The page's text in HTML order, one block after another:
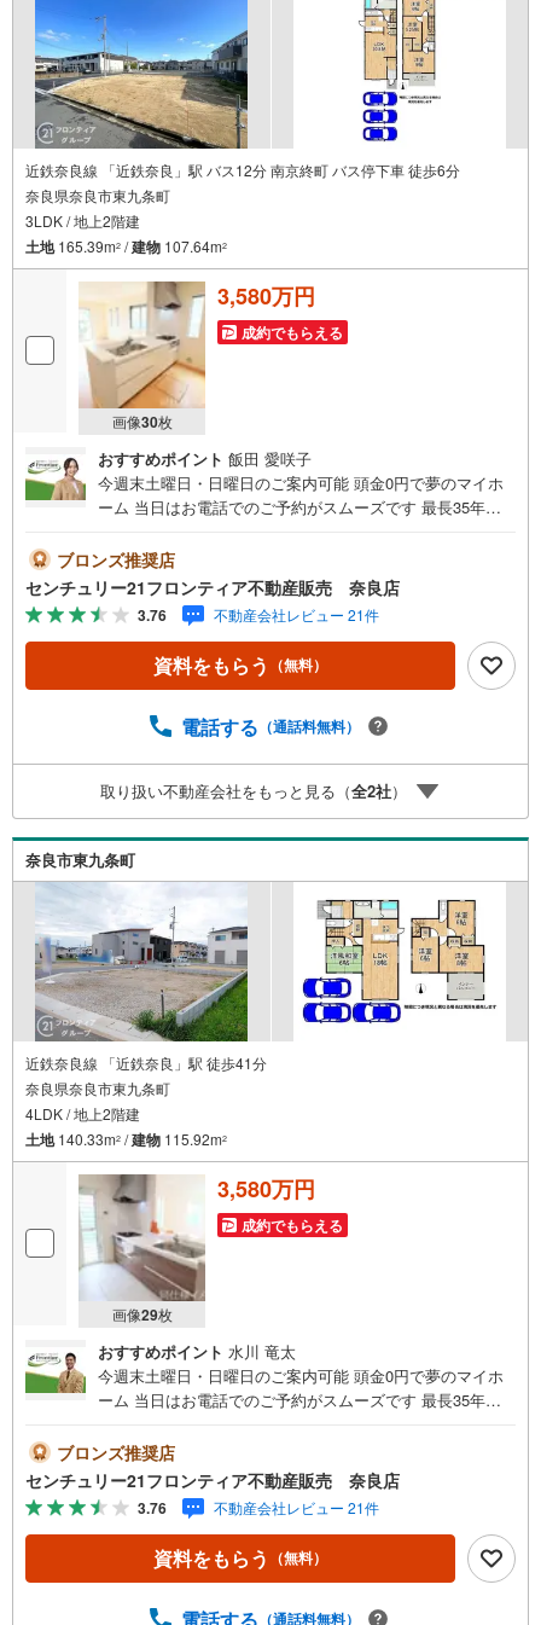
近鉄奈良線 「近鉄奈良」駅 バス12分 南京終町 バス停下車 徒歩6分
奈良県奈良市東九条町
3LDK / 地上2階建
土地165.39m2 /建物 107.64m2
画像30枚
3,580万円
成約でもらえる
おすすめポイント 飯田 愛咲子
今週末土曜日・日曜日のご案内可能 頭金0円で夢のマイホ
ーム 当日はお電話でのご予約がスムーズです 最長35年の
奈良駅」バス12分「南京終町」停歩6分（480m）・JR桜井
線「京終駅」歩19分（1520m）・大安寺小学校歩13分（10
10m）・春日中学校歩17分（1340m） 特徴・住宅性能評価
5分野7項目で最も高い等級取得を標準化！最長35年の定期
点検・長期保証で安心・駐車3台/インナーバルコニー/LDK2
0帖以上/ウォークインクローゼット2ヶ所 弊社が選ばれる
が資金計画をサポート！2.買い替えなどにも対応できる売
め、最も低金利になるように審査が可能！4.物件のお引渡
し後に必要になったお家のリフォームも弊社のリフォーム
プランナーがご提案！5.定期的にご連絡を繋ぎ、有事の際
に迅速にサポートいたしますお気軽にお問合せください！
ブロンズ推奨店
センチュリー21フロンティア不動産販売 奈良店
3.76 不動産会社レビュー 21件
資料をもらう （無料）
電話する （通話料無料）
取り扱い不動産会社をもっと見る（全2社）
奈良市東九条町
近鉄奈良線 「近鉄奈良」駅 徒歩41分
奈良県奈良市東九条町
4LDK / 地上2階建
土地140.33m2 /建物 115.92m2
画像29枚
3,580万円
成約でもらえる
おすすめポイント 水川 竜太
今週末土曜日・日曜日のご案内可能 頭金0円で夢のマイホ
ーム 当日はお電話でのご予約がスムーズです 最長35年の
でバス乗車11分、「神殿」バス停歩11分（880m）・JR桜
井線「京終駅」歩24分（1850m）・辰市小学校歩16分（12
20m）・都南中学校歩26分（2070m） 特徴・住宅性能評価
5分野7項目で最も高い等級取得を標準化！最長35年の定期
点検・長期保証で安心・4LDK/和室/LDK18帖/駐車3台可/南
向きバルコニー 弊社が選ばれる理由 1.お金の扱い方のプ
2.買い替えなどにも対応できる売却専門チームあり！3.た
ブロンズ推奨店
センチュリー21フロンティア不動産販売 奈良店
3.76 不動産会社レビュー 21件
資料をもらう （無料）
電話する （通話料無料）